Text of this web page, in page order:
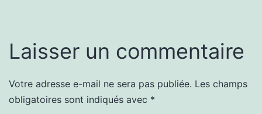
Laisser un commentaire
Votre adresse e-mail ne sera pas publiée. Les champs
obligatoires sont indiqués avec *